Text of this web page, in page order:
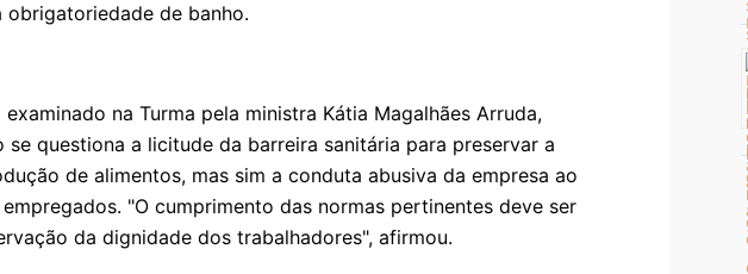
de banho.
na Turma pela ministra Kátia Magalhães Arruda,
se questiona a licitude da barreira sanitária para preservar a
de alimentos, mas sim a conduta abusiva da empresa ao
"O cumprimento das normas pertinentes deve ser
da dignidade dos trabalhadores", afirmou.